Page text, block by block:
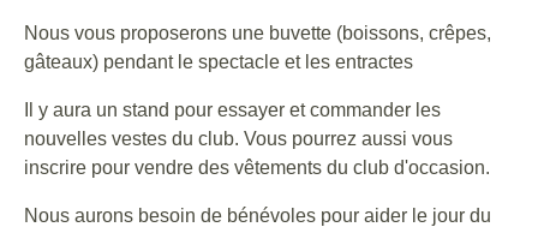
Nous vous proposerons une buvette (boissons, crêpes,
gâteaux) pendant le spectacle et les entractes
Il y aura un stand pour essayer et commander les
nouvelles vestes du club. Vous pourrez aussi vous
inscrire pour vendre des vêtements du club d'occasion.
Nous aurons besoin de bénévoles pour aider le jour du